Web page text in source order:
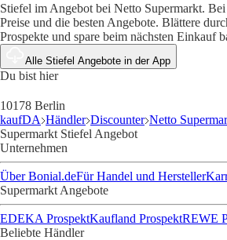
Stiefel im Angebot bei Netto Supermarkt.
Preise und die besten Angebote. Blättere
Prospekte und spare beim nächsten Einkauf
Alle Stiefel Angebote in der App
Du bist hier
10178 Berlin
kaufDA Händler Discounter Netto
Supermarkt Stiefel Angebot
Unternehmen
Über Bonial.deFür Handel und Hersteller
Supermarkt Angebote
EDEKA ProspektKaufland ProspektREWE
Beliebte Händler